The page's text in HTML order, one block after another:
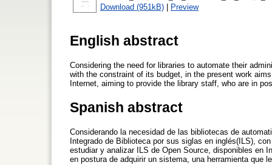
Download (951kB) | Preview
English abstract
Considering the need for libraries to automate their
with the constraint of its budget, in the present work
Internet, aiming to provide the library staff, who are in
Spanish abstract
Considerando la necesidad de las bibliotecas de
Integrado de Biblioteca por sus siglas en inglés(ILS),
estudiar y analizar ILS de Open Source, disponibles en
en postura de adquirir un sistema, una herramienta que